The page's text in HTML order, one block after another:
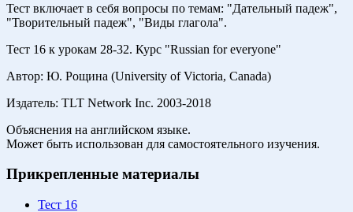
Тест включает в себя вопросы по темам: "Дательный падеж",
"Творительный падеж", "Виды глагола".
Тест 16 к урокам 28-32. Курс "Russian for everyone"
Автор: Ю. Рощина (University of Victoria, Canada)
Издатель: TLT Network Inc. 2003-2018
Объяснения на английском языке.
Может быть использован для самостоятельного изучения.
Прикрепленные материалы
Тест 16